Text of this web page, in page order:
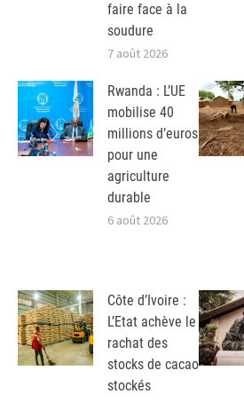
faire face à la
soudure
7 août 2026
Rwanda : L’UE
mobilise 40
millions d’euros
pour une
agriculture
durable
6 août 2026
Côte d’Ivoire :
L’Etat achève le
rachat des
stocks de cacao
stockés